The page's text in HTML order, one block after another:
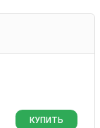
КУПИТЬ